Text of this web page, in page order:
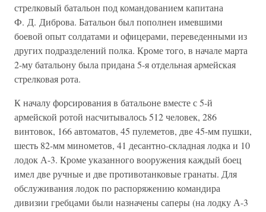
стрелковый батальон под командованием капитана
Ф. Д. Диброва. Батальон был пополнен имевшими
боевой опыт солдатами и офицерами, переведенными из
других подразделений полка. Кроме того, в начале марта
2-му батальону была придана 5-я отдельная армейская
стрелковая рота.
К началу форсирования в батальоне вместе с 5-й
армейской ротой насчитывалось 512 человек, 286
винтовок, 166 автоматов, 45 пулеметов, две 45-мм пушки,
шесть 82-мм минометов, 41 десантно-складная лодка и 10
лодок А-3. Кроме указанного вооружения каждый боец
имел две ручные и две противотанковые гранаты. Для
обслуживания лодок по распоряжению командира
дивизии гребцами были назначены саперы (на лодку А-3